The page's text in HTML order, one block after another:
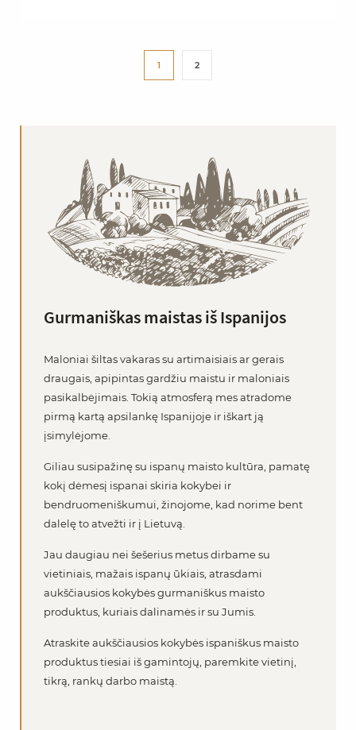
1 2
Gurmaniškas maistas iš Ispanijos
Maloniai šiltas vakaras su artimaisiais ar gerais
draugais, apipintas gardžiu maistu ir maloniais
pasikalbėjimais. Tokią atmosferą mes atradome
pirmą kartą apsilankę Ispanijoje ir iškart ją
įsimylėjome.
Giliau susipažinę su ispanų maisto kultūra, pamatę
kokį dėmesį ispanai skiria kokybei ir
bendruomeniškumui, žinojome, kad norime bent
dalelę to atvežti ir į Lietuvą.
Jau daugiau nei šešerius metus dirbame su
vietiniais, mažais ispanų ūkiais, atrasdami
aukščiausios kokybės gurmaniškus maisto
produktus, kuriais dalinamės ir su Jumis.
Atraskite aukščiausios kokybės ispaniškus maisto
produktus tiesiai iš gamintojų, paremkite vietinį,
tikrą, rankų darbo maistą.